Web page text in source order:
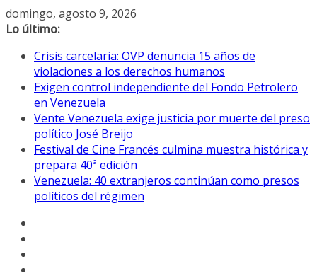
Saltar
al
domingo, agosto 9, 2026
Lo último:
Crisis carcelaria: OVP denuncia 15 años de
violaciones a los derechos humanos
Exigen control independiente del Fondo Petrolero
en Venezuela
Vente Venezuela exige justicia por muerte del preso
político José Breijo
Festival de Cine Francés culmina muestra histórica y
prepara 40ª edición
Venezuela: 40 extranjeros continúan como presos
políticos del régimen